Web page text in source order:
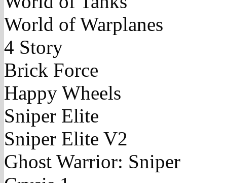
World of Warplanes
4 Story
Brick Force
Happy Wheels
Sniper Elite
Sniper Elite V2
Ghost Warrior: Sniper